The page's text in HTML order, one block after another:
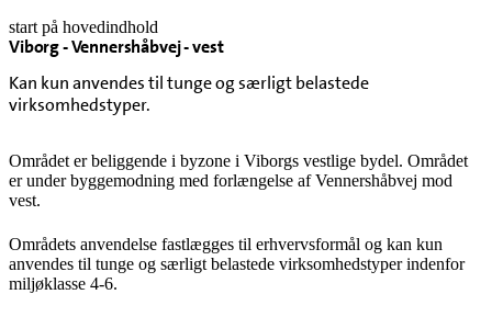
start på hovedindhold
Viborg - Vennershåbvej - vest
Kan kun anvendes til tunge og særligt belastede
virksomhedstyper.
senest opdateret 5. maj 2026
Området er beliggende i byzone i Viborgs vestlige bydel. Området
er under byggemodning med forlængelse af Vennershåbvej mod
vest.
Områdets anvendelse fastlægges til erhvervsformål og kan kun
anvendes til tunge og særligt belastede virksomhedstyper indenfor
miljøklasse 4-6.